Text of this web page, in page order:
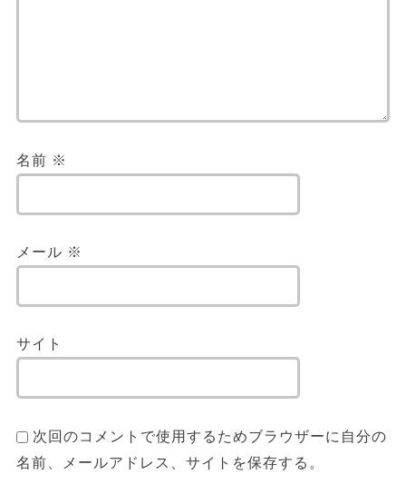
名前 ※
メール ※
サイト
次回のコメントで使用するためブラウザーに自分の
名前、メールアドレス、サイトを保存する。